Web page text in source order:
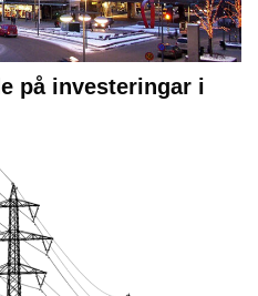
på investeringar i